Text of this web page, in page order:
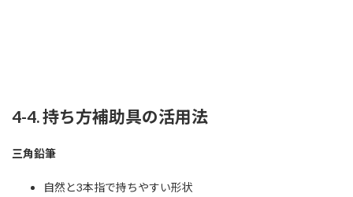
4-4. 持ち方補助具の活用法
三角鉛筆
自然と3本指で持ちやすい形状